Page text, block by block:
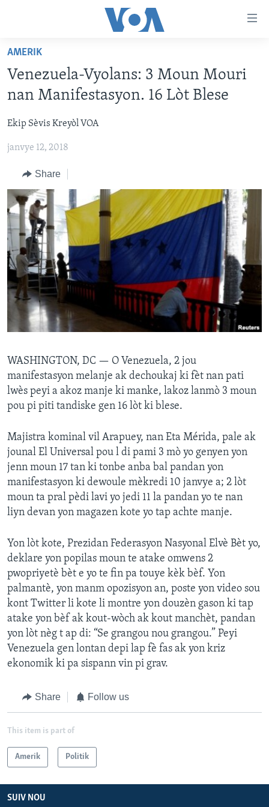
Skip
main
content
to
Navigation
Search
ENTÈNASYONAL
VIDEO
FLASHPOINT IKRÈN
Learning English
SUIV NOU
Languages
AMERIK
Venezuela-Vyolans: 3 Moun Mouri
nan Manifestasyon. 16 Lòt Blese
Ekip Sèvis Kreyòl VOA
janvye 12, 2018
Share
WASHINGTON, DC — O Venezuela, 2 jou
manifestasyon melanje ak dechoukaj ki fèt nan pati
lwès peyi a akoz manje ki manke, lakoz lanmò 3 moun
pou pi piti tandiske gen 16 lòt ki blese.
Majistra kominal vil Arapuey, nan Eta Mérida, pale ak
jounal El Universal pou l di pami 3 mò yo genyen yon
jenn moun 17 tan ki tonbe anba bal pandan yon
manifestasyon ki dewoule mèkredi 10 janvye a; 2 lòt
moun ta pral pèdi lavi yo jedi 11 la pandan yo te nan
liyn devan yon magazen kote yo tap achte manje.
Yon lòt kote, Prezidan Federasyon Nasyonal Elvè Bèt yo,
deklare yon popilas moun te atake omwens 2
pwopriyetè bèt e yo te fin pa touye kèk bèf. Yon
palmantè, yon manm opozisyon an, poste yon video sou
kont Twitter li kote li montre yon douzèn gason ki tap
atake yon bèf ak kout-wòch ak kout manchèt, pandan
yon lòt nèg t ap di: “Se grangou nou grangou.” Peyi
Venezuela gen lontan depi lap fè fas ak yon kriz
ekonomik ki pa sispann vin pi grav.
Share Follow us
This item is part of
Amerik Politik
SUIV NOU